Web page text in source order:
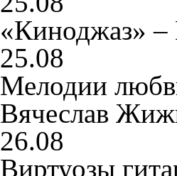
«Киноджаз»
25.08
Мелодии
Вячеслав
26.08
Виртуозы